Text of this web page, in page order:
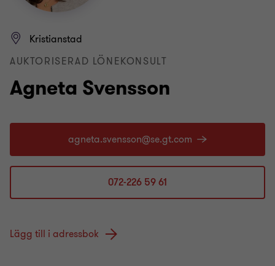
Agneta Svensson
Kristianstad
AUKTORISERAD LÖNEKONSULT
072-226 59 61
Lägg till i adressbok